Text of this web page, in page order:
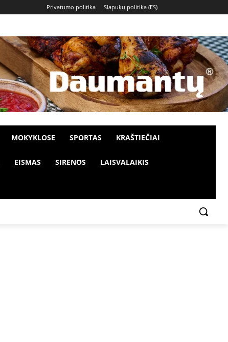
Privatumo politika Slapukų politika (ES)
MOKYKLOSE SPORTAS KRAŠTIEČIAI
EISMAS SIRENOS LAISVALAIKIS